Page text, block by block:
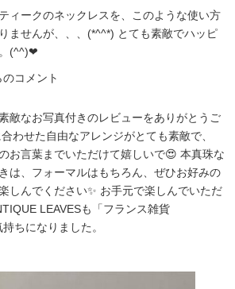
ィークのネックレスを、このような使い方
ませんが、、、(*^^*) とても素敵でハッピ
(^^)❤
コメント
敵なお写真付きのレビューをありがとうご
わせた自由なアレンジがとても素敵で、
お言葉までいただけて嬉しいで😍 本真珠な
は、フォーマルはもちろん、ぜひお好みの
しんでください✨ お手元で楽しんでいただ
LEAVESも「フランス雑貨
ちになりました。